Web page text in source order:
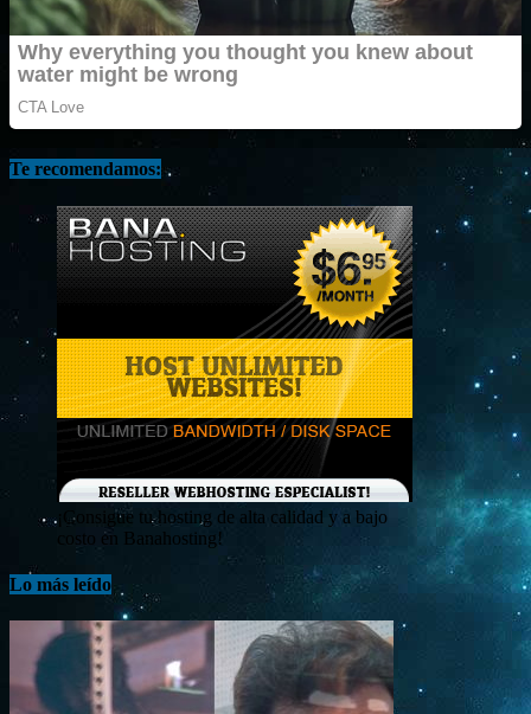
Te recomendamos:
¡Consigue tu hosting de alta calidad y a bajo
costo en Banahosting!
Lo más leído